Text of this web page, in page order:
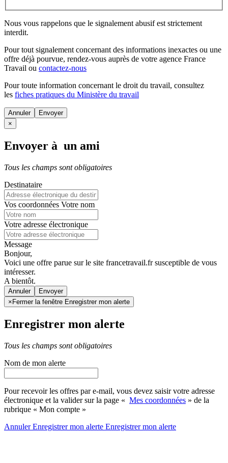
Nous vous rappelons que le signalement abusif est strictement
interdit.
Pour tout signalement concernant des informations inexactes ou une
offre déjà pourvue, rendez-vous auprès de votre agence France
Travail ou contactez-nous
Pour toute information concernant le droit du travail, consultez
les fiches pratiques du Ministère du travail
Annuler
×
Envoyer à un ami
Tous les champs sont obligatoires
Destinataire
Vos coordonnées Votre nom
Votre adresse électronique
Message
Bonjour,
Voici une offre parue sur le site francetravail.fr susceptible de vous
intéresser.
A bientôt.
Annuler
× Fermer la fenêtre Enregistrer mon alerte
Enregistrer mon alerte
Tous les champs sont obligatoires
Nom de mon alerte
Pour recevoir les offres par e-mail, vous devez saisir votre adresse
électronique et la valider sur la page « Mes coordonnées » de la
rubrique « Mon compte »
AnnulerEnregistrer mon alerte Enregistrermon alerte